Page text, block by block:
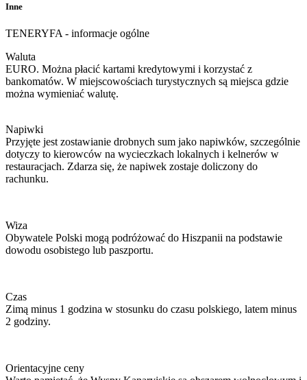
Inne
TENERYFA - informacje ogólne
Waluta
EURO. Można płacić kartami kredytowymi i korzystać z
bankomatów. W miejscowościach turystycznych są miejsca gdzie
można wymieniać walutę.
Napiwki
Przyjęte jest zostawianie drobnych sum jako napiwków, szczególnie
dotyczy to kierowców na wycieczkach lokalnych i kelnerów w
restauracjach. Zdarza się, że napiwek zostaje doliczony do
rachunku.
Wiza
Obywatele Polski mogą podróżować do Hiszpanii na podstawie
dowodu osobistego lub paszportu.
Czas
Zimą minus 1 godzina w stosunku do czasu polskiego, latem minus
2 godziny.
Orientacyjne ceny